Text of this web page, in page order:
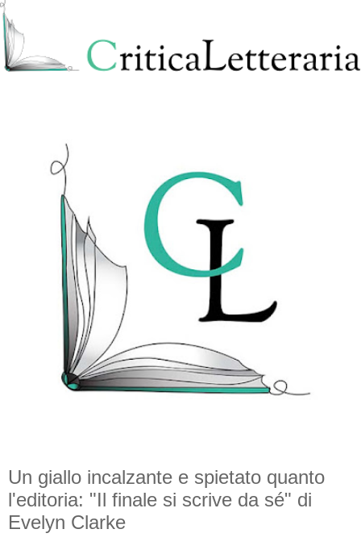
Un giallo incalzante e spietato quanto
l'editoria: "Il finale si scrive da sé" di
Evelyn Clarke